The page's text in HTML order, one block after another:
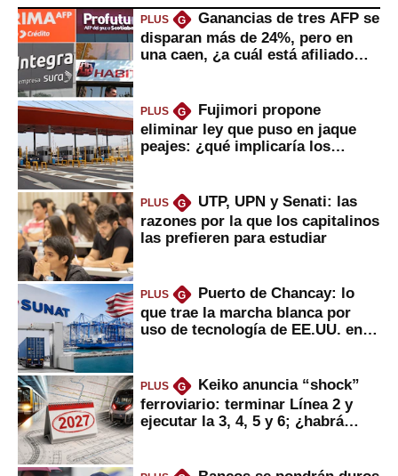
PLUS G
Ganancias de tres AFP se
disparan más de 24%, pero en
una caen, ¿a cuál está afiliado
PLUS G
Fujimori propone
eliminar ley que puso en jaque
peajes: ¿qué implicaría los
PLUS G
UTP, UPN y Senati: las
razones por la que los capitalinos
las prefieren para estudiar
PLUS G
Puerto de Chancay: lo
que trae la marcha blanca por
uso de tecnología de EE.UU. en
PLUS G
Keiko anuncia “shock”
ferroviario: terminar Línea 2 y
ejecutar la 3, 4, 5 y 6; ¿habrá